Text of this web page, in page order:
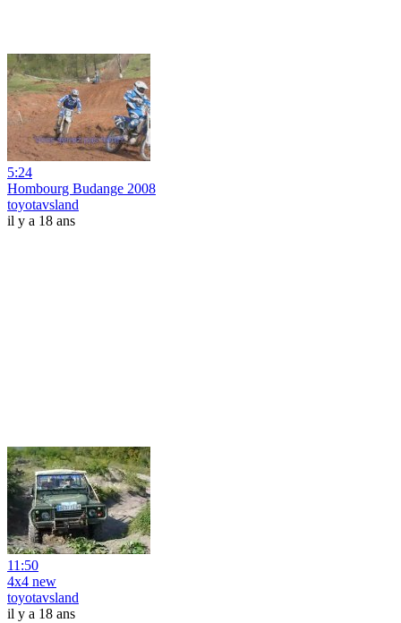
5:24
Hombourg Budange 2008
toyotavsland
il y a 18 ans
11:50
4x4 new
toyotavsland
il y a 18 ans